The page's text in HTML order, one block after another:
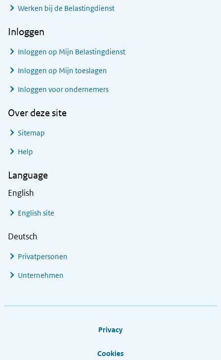
Werken bij de Belastingdienst
Inloggen
Inloggen op Mijn Belastingdienst
Inloggen op Mijn toeslagen
Inloggen voor ondernemers
Over deze site
Sitemap
Help
Language
English
English site
Deutsch
Privatpersonen
Unternehmen
Privacy
Cookies